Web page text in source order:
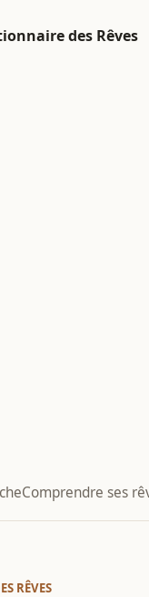
des Rêves
Comprendre ses
RÊVES